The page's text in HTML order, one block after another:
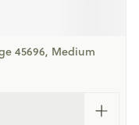
45696, Medium